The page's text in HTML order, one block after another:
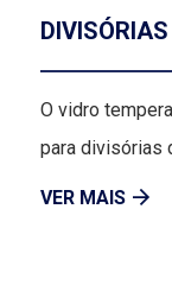
O vidro
para divisórias
VER MAIS